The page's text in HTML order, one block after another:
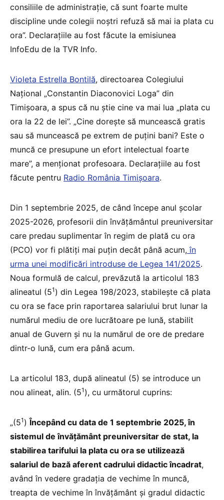
consiliile de administrație, că sunt foarte multe
discipline unde colegii noștri refuză să mai ia plata cu
ora”. Declarațiile au fost făcute la emisiunea
InfoEdu de la TVR Info.
Violeta Estrella Bontilă, directoarea Colegiului
Național „Constantin Diaconovici Loga” din
Timișoara, a spus că nu știe cine va mai lua „plata cu
ora la 22 de lei”. „Cine dorește să muncească gratis
sau să muncească pe extrem de puțini bani? Este o
muncă ce presupune un efort intelectual foarte
mare”, a menționat profesoara. Declarațiile au fost
făcute pentru Radio România Timișoara.
Din 1 septembrie 2025, de când începe anul școlar
2025-2026, profesorii din învățământul preuniversitar
care predau suplimentar în regim de plată cu ora
(PCO) vor fi plătiți mai puțin decât până acum, în
urma unei modificări introduse de Legea 141/2025.
Noua formulă de calcul, prevăzută la articolul 183
alineatul (51 ) din Legea 198/2023, stabilește că plata
cu ora se face prin raportarea salariului brut lunar la
numărul mediu de ore lucrătoare pe lună, stabilit
anual de Guvern și nu la numărul de ore de predare
dintr-o lună, cum era până acum.
La articolul 183, după alineatul (5) se introduce un
nou alineat, alin. (51 ), cu următorul cuprins:
„(51 )Începând cu data de 1 septembrie 2025, în
sistemul de învățământ preuniversitar de stat, la
stabilirea tarifului la plata cu ora se utilizează
salariul de bază aferent cadrului didactic încadrat,
având în vedere gradația de vechime în muncă,
treapta de vechime în învățământ și gradul didactic